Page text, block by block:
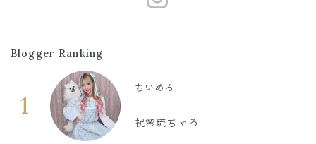
Blogger Ranking
1
ちいめろ
祝🌸琉ちゃろ